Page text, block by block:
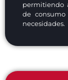
permitiendo
de
necesidades.